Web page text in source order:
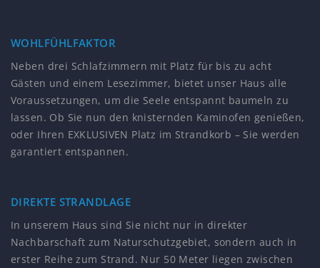
WOHLFÜHLFAKTOR
Neben drei Schlafzimmern mit Platz für bis zu acht
Gästen und einem Lesezimmer, bietet unser Haus alle
Voraussetzungen, um die Seele entspannt baumeln zu
lassen. Ob Sie nun den knisternden Kaminofen genießen,
oder Ihren EXKLUSIVEN Platz im Strandkorb – Sie werden
garantiert entspannen.
DIREKTE STRANDLAGE
In unserem Haus sind Sie nicht nur in direkter
Nachbarschaft zum Naturschutzgebiet, sondern auch in
erster Reihe zum Strand. Nur 50 Meter liegen zwischen